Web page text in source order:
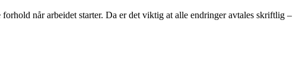
når arbeidet starter. Da er det viktig at alle endringer avtales skriftlig –